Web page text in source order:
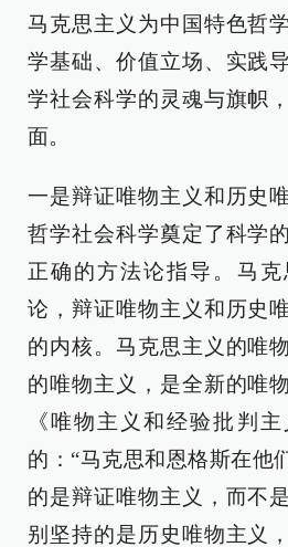
马克思主义为中国特色哲
学基础、价值立场、实践
学社会科学的灵魂与旗帜
面。
一是辩证唯物主义和历史
哲学社会科学奠定了科学
正确的方法论指导。马
论，辩证唯物主义和历史
的内核。马克思主义的唯
的唯物主义，是全新的唯
《唯物主义和经验批判
的：“马克思和恩格斯在他
的是辩证唯物主义，而不
别坚持的是历史唯物主义